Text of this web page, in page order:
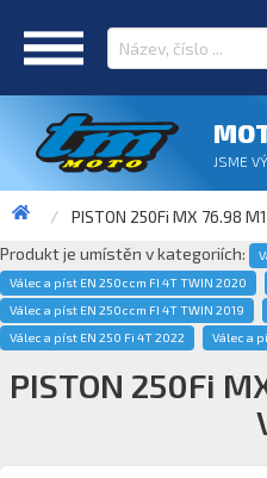
JSME
PISTON 250Fi MX 76.98
Produkt je umístěn v kategoriích:
Válec a píst EN 250ccm FI 4T TWIN 2020
Válec a píst EN 250ccm FI 4T TWIN 2019
Válec a píst EN 250 Fi 4T 2022
Válec a
PISTON 250Fi